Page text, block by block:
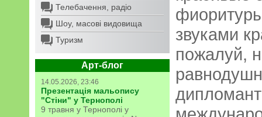
Телебачення, радіо
Шоу, масові видовища
Туризм
Арт-блог
14.05.2026, 23:46
Презентація мальопису
"Стіни" у Тернополі
9 травня у Тернополі у
звуками
пожалуй,